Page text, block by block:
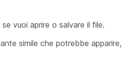
vuoi aprire o salvare il file.
simile che potrebbe